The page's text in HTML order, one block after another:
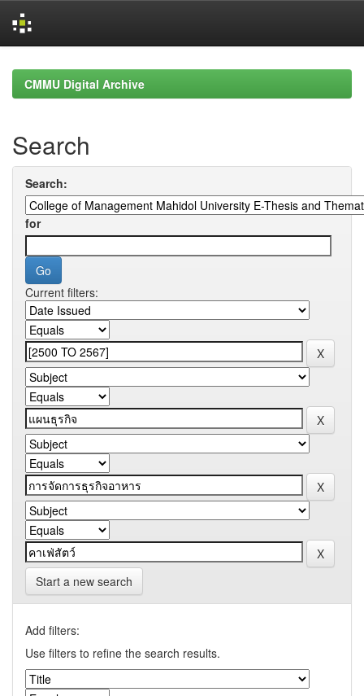
navigationCMMU Digital Archive
Search
Search:
for
Current filters:
Start a new search
Add filters:
Use filters to refine the search results.